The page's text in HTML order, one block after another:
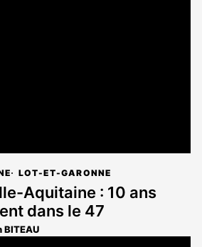
LOT-ET-GARONNE
Aquitaine : 10 ans
dans le 47
BITEAU